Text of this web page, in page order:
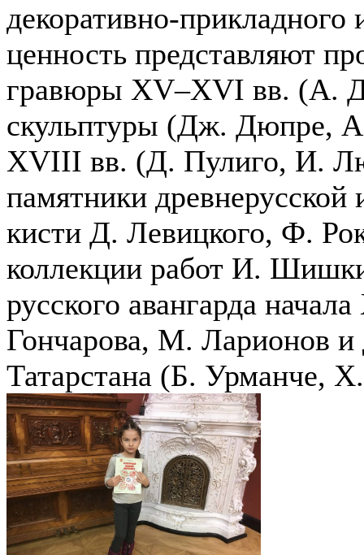
декоративно-
ценность представляют
гравюры XV–XVI вв. (А.
скульптуры (Дж. Дюпре,
XVIII вв. (Д. Пулиго, И.
памятники
кисти Д. Левицкого, Ф.
коллекции работ И.
русского авангарда
Гончарова, М. Ларионов и
Татарстана (Б. Урманче,